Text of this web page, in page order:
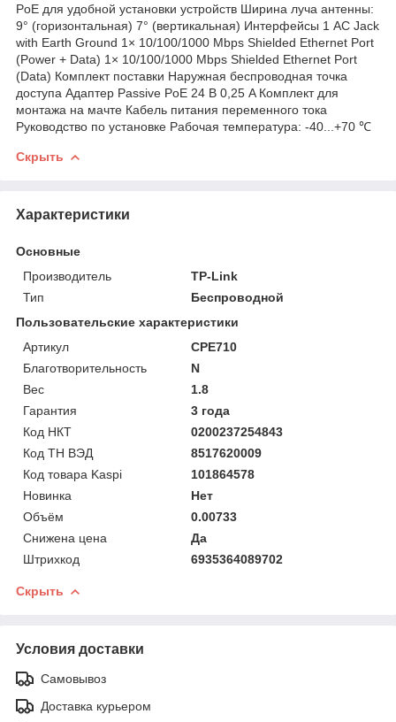
PoE для удобной установки устройств Ширина луча антенны:
9° (горизонтальная) 7° (вертикальная) Интерфейсы 1 AC Jack
with Earth Ground 1× 10/100/1000 Mbps Shielded Ethernet Port
(Power + Data) 1× 10/100/1000 Mbps Shielded Ethernet Port
(Data) Комплект поставки Наружная беспроводная точка
доступа Адаптер Passive PoE 24 В 0,25 A Комплект для
монтажа на мачте Кабель питания переменного тока
Руководство по установке Рабочая температура: -40...+70 ℃
Скрыть
Характеристики
Основные
Производитель
TP-Link
Тип
Беспроводной
Пользовательские характеристики
Артикул
CPE710
Благотворительность
N
Вес
1.8
Гарантия
3 года
Код НКТ
0200237254843
Код ТН ВЭД
8517620009
Код товара Kaspi
101864578
Новинка
Нет
Объём
0.00733
Снижена цена
Да
Штрихкод
6935364089702
Скрыть
Условия доставки
Самовывоз
Доставка курьером